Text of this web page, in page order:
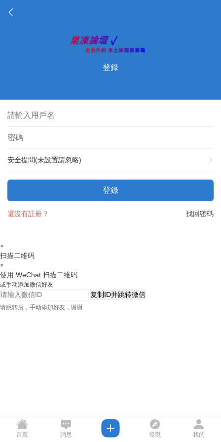
登錄
安全提問(未設置請忽略)
登錄
找回密碼
還沒有註冊？
×
扫描二维码
×
使用 WeChat 扫描二维码
或手动添加微信好友
复制ID并跳转微信
请跳转后，手动添加好友，谢谢
首頁 消息 發現 我的